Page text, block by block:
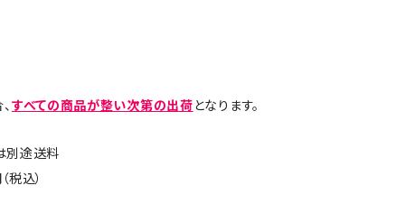
すべての商品が整い次第の出荷となります。
別途送料
税込）